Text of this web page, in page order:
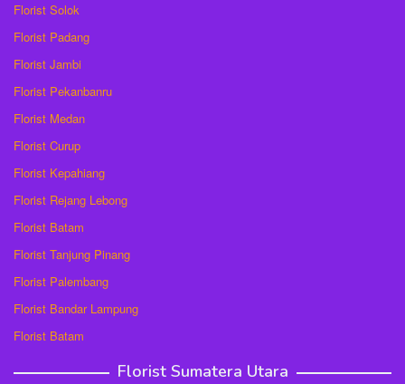
Florist Solok
Florist Padang
Florist Jambi
Florist Pekanbanru
Florist Medan
Florist Curup
Florist Kepahiang
Florist Rejang Lebong
Florist Batam
Florist Tanjung Pinang
Florist Palembang
Florist Bandar Lampung
Florist Batam
Florist Sumatera Utara